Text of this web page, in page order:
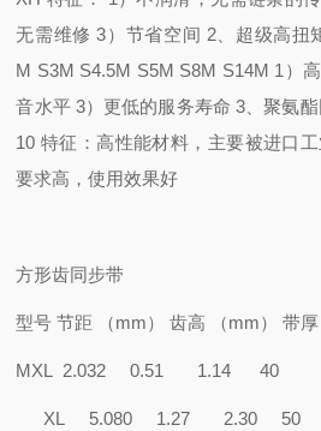
无需维修 3）节省空间 2、超级高扭
M S3M S4.5M S5M S8M S14M 1）
音水平 3）更低的服务寿命 3、聚氨酯
10 特征：高性能材料，主要被进口
要求高，使用效果好
方形齿同步带
型号 节距 （mm） 齿高 （mm）
MXL 2.032 0.51 1.14 40
XL 5.080 1.27 2.30